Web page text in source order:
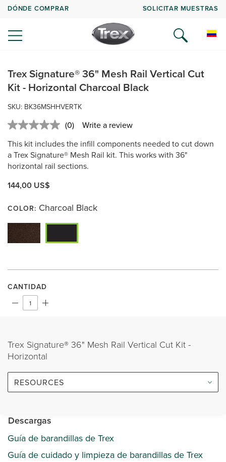
DÓNDE COMPRAR SOLICITAR MUESTRAS
Trex Signature® 36" Mesh Rail Vertical Cut
Kit - Horizontal Charcoal Black
SKU: BK36MSHHVERTK
No
value.
Same
page
link.
(0)
Write a review
This kit includes the infill components needed to cut down
a Trex Signature® Mesh Rail kit. This works with 36"
horizontal rail sections.
144,00 US$
COLOR: Charcoal Black
CANTIDAD
Trex Signature® 36" Mesh Rail Vertical Cut Kit -
Horizontal
RESOURCES
Descargas
Guía de barandillas de Trex
Guía de cuidado y limpieza de barandillas de Trex